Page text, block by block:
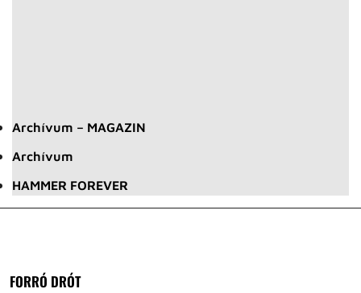
Archívum – MAGAZIN
Archívum
HAMMER FOREVER
FORRÓ DRÓT